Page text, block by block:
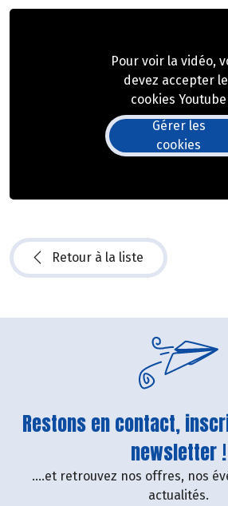
Pour voir la vidéo,
devez accepter
cookies Youtube
Gérer les
cookies
Retour à la liste
Restons en contact,
newsletter !
....et retrouvez nos offres, nos
actualités.